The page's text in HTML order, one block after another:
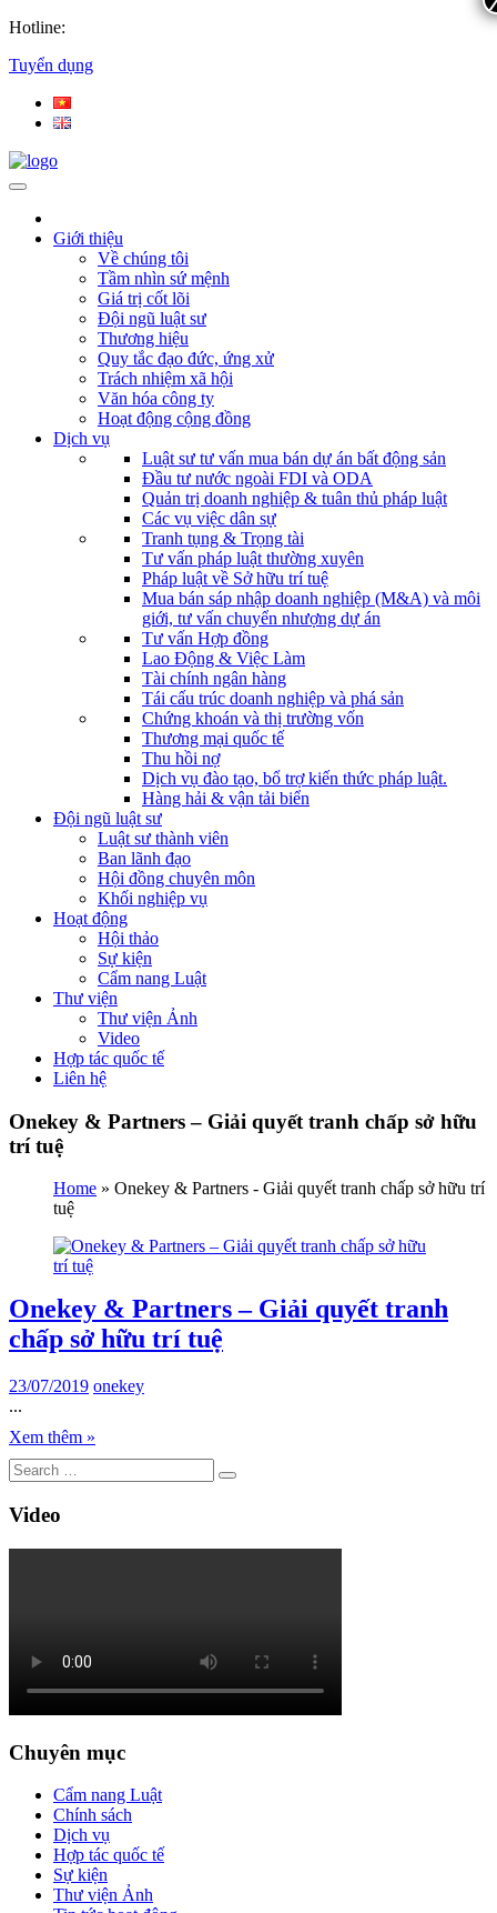
Hotline:
Tuyển dụng
Giới thiệu
Về chúng tôi
Tầm nhìn sứ mệnh
Giá trị cốt lõi
Đội ngũ luật sư
Thương hiệu
Quy tắc đạo đức, ứng xử
Trách nhiệm xã hội
Văn hóa công ty
Hoạt động cộng đồng
Dịch vụ
Luật sư tư vấn mua bán dự án bất động sản
Đầu tư nước ngoài FDI và ODA
Quản trị doanh nghiệp & tuân thủ pháp luật
Các vụ việc dân sự
Tranh tụng & Trọng tài
Tư vấn pháp luật thường xuyên
Pháp luật về Sở hữu trí tuệ
Mua bán sáp nhập doanh nghiệp (M&A) và môi
giới, tư vấn chuyển nhượng dự án
Tư vấn Hợp đồng
Lao Động & Việc Làm
Tài chính ngân hàng
Tái cấu trúc doanh nghiệp và phá sản
Chứng khoán và thị trường vốn
Thương mại quốc tế
Thu hồi nợ
Dịch vụ đào tạo, bổ trợ kiến thức pháp luật.
Hàng hải & vận tải biển
Đội ngũ luật sư
Luật sư thành viên
Ban lãnh đạo
Hội đồng chuyên môn
Khối nghiệp vụ
Hoạt động
Hội thảo
Sự kiện
Cẩm nang Luật
Thư viện
Thư viện Ảnh
Video
Hợp tác quốc tế
Liên hệ
Onekey & Partners – Giải quyết tranh chấp sở hữu
trí tuệ
Home » Onekey & Partners - Giải quyết tranh chấp sở hữu trí
tuệ
Onekey & Partners – Giải quyết tranh
chấp sở hữu trí tuệ
23/07/2019 onekey
...
Xem thêm »
Video
Chuyên mục
Cẩm nang Luật
Chính sách
Dịch vụ
Hợp tác quốc tế
Sự kiện
Thư viện Ảnh